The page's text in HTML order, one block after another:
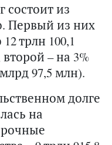
состоит из
Первый из них
трлн 100,1
– на 3%
97,5 млн).
долге
на